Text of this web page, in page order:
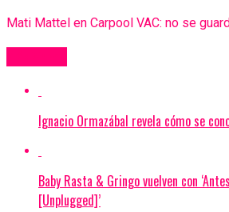
Mati Mattel en Carpool VAC: no se
Ignacio Ormazábal revela cómo se
Baby Rasta & Gringo vuelven con
[Unplugged]’